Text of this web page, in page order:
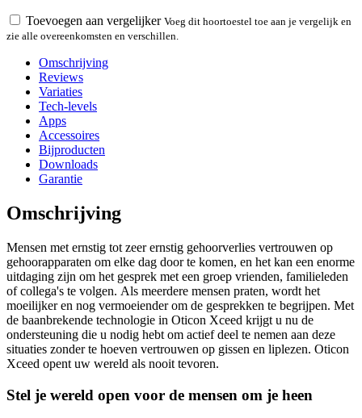
Toevoegen aan vergelijker Voeg dit hoortoestel toe aan je vergelijk en
zie alle overeenkomsten en verschillen.
Omschrijving
Reviews
Variaties
Tech-levels
Apps
Accessoires
Bijproducten
Downloads
Garantie
Omschrijving
Mensen met ernstig tot zeer ernstig gehoorverlies vertrouwen op
gehoorapparaten om elke dag door te komen, en het kan een enorme
uitdaging zijn om het gesprek met een groep vrienden, familieleden
of collega's te volgen. Als meerdere mensen praten, wordt het
moeilijker en nog vermoeiender om de gesprekken te begrijpen. Met
de baanbrekende technologie in Oticon Xceed krijgt u nu de
ondersteuning die u nodig hebt om actief deel te nemen aan deze
situaties zonder te hoeven vertrouwen op gissen en liplezen. Oticon
Xceed opent uw wereld als nooit tevoren.
Stel je wereld open voor de mensen om je heen